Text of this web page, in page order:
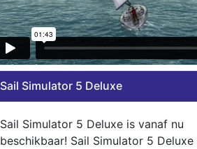
Sail Simulator 5 Deluxe
Sail Simulator 5 Deluxe is vanaf nu
beschikbaar! Sail Simulator 5